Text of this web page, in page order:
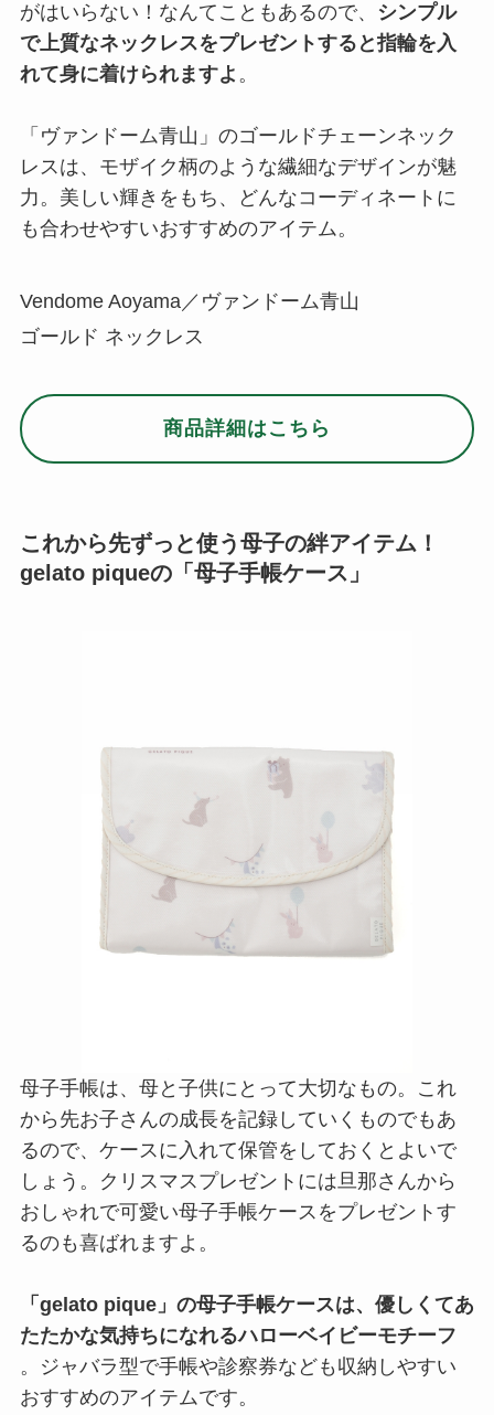
がはいらない！なんてこともあるので、
シンプル
で上質なネックレスをプレゼントすると指輪を入
れて身に着けられますよ 。
「ヴァンドーム青山」のゴールドチェーンネック
レスは、モザイク柄のような繊細なデザインが魅
力。美しい輝きをもち、どんなコーディネートに
も合わせやすいおすすめのアイテム。
Vendome Aoyama／ヴァンドーム青山
ゴールド ネックレス
商品詳細はこちら
これから先ずっと使う母子の絆アイテム！
gelato piqueの「母子手帳ケース」
母子手帳は、母と子供にとって大切なもの。これ
から先お子さんの成長を記録していくものでもあ
るので、ケースに入れて保管をしておくとよいで
しょう。クリスマスプレゼントには旦那さんから
おしゃれで可愛い母子手帳ケースをプレゼントす
るのも喜ばれますよ。
「gelato pique」の母子手帳ケースは、優しくてあ
たたかな気持ちになれるハローベイビーモチーフ
。ジャバラ型で手帳や診察券なども収納しやすい
おすすめのアイテムです。